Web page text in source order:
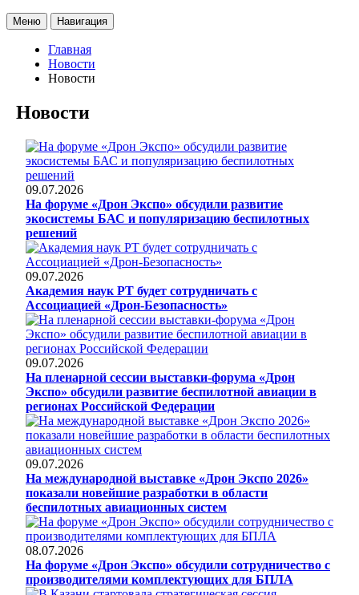
Меню Навигация
Главная
Новости
Новости
Новости
09.07.2026
На форуме «Дрон Экспо» обсудили развитие
экосистемы БАС и популяризацию беспилотных
решений
09.07.2026
Академия наук РТ будет сотрудничать с
Ассоциацией «Дрон-Безопасность»
09.07.2026
На пленарной сессии выставки-форума «Дрон
Экспо» обсудили развитие беспилотной авиации в
регионах Российской Федерации
09.07.2026
На международной выставке «Дрон Экспо 2026»
показали новейшие разработки в области
беспилотных авиационных систем
08.07.2026
На форуме «Дрон Экспо» обсудили сотрудничество с
производителями комплектующих для БПЛА